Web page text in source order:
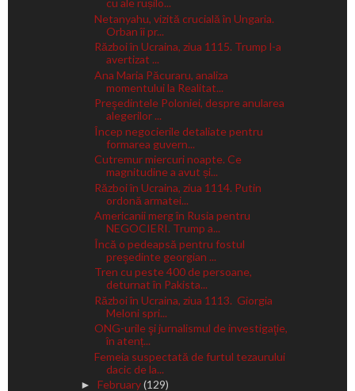
cu ale rușilo...
Netanyahu, vizită crucială în Ungaria.
Orban îi pr...
Război în Ucraina, ziua 1115. Trump l-a
avertizat ...
Ana Maria Păcuraru, analiza
momentului la Realitat...
Preşedintele Poloniei, despre anularea
alegerilor ...
Încep negocierile detaliate pentru
formarea guvern...
Cutremur miercuri noapte. Ce
magnitudine a avut și...
Război în Ucraina, ziua 1114. Putin
ordonă armatei...
Americanii merg în Rusia pentru
NEGOCIERI. Trump a...
Încă o pedeapsă pentru fostul
preşedinte georgian ...
Tren cu peste 400 de persoane,
deturnat în Pakista...
Război în Ucraina, ziua 1113. Giorgia
Meloni spri...
ONG-urile şi jurnalismul de investigaţie,
în atenț...
Femeia suspectată de furtul tezaurului
dacic de la...
► February(129)